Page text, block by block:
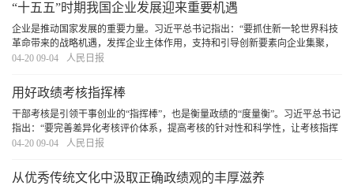
“十五五”时期我国企业发展迎来重要机遇
企业是推动国家发展的重要力量。习近平总书记指出：“要抓住新一轮世界科技
革命带来的战略机遇，发挥企业主体作用，支持和引导创新要素向企业集聚，
不断增强企业创新动力、创新活力、创新实力。”“十五五”规划纲要确定了未来
04-20 09-04 人民日报
用好政绩考核指挥棒
干部考核是引领干事创业的“指挥棒”，也是衡量政绩的“度量衡”。习近平总书记
指出：“要完善差异化考核评价体系，提高考核的针对性和科学性，让考核指挥
棒真正管用。”引导广大党员干部树立和践行正确政绩观，创造造福人民、群众
04-20 09-04 人民日报
从优秀传统文化中汲取正确政绩观的丰厚滋养